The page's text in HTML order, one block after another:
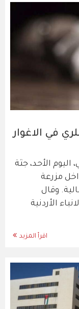
في الاغوار
الأحد، جثة
مزرعة
وقال
الأردنية
اقرأ المزيد